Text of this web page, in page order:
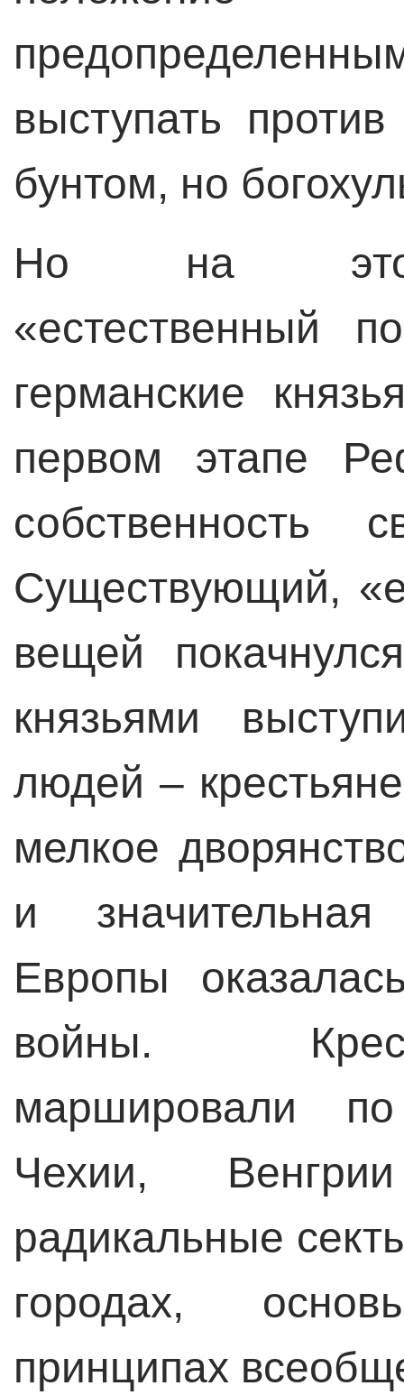
выступать
бунтом, но
Но на этот
«естественный
германские
первом этапе
собственность
Существующий,
вещей
князьями
людей –
мелкое
и
Европы
войны.
маршировали
Чехии,
радикальные
городах,
принципах